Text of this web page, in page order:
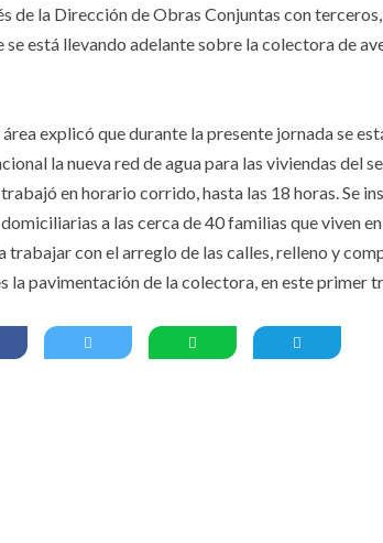
de la Dirección de Obras Conjuntas con
está llevando adelante sobre la colectora de
explicó que durante la presente jornada se
la nueva red de agua para las viviendas del
en horario corrido, hasta las 18 horas. Se
a las cerca de 40 familias que viven
trabajar con el arreglo de las calles, relleno y
la pavimentación de la colectora, en este primer